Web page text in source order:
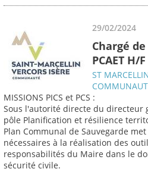
29/02/2024
Chargé
PCAET H/F
ST
MISSIONS PICS et PCS :
Sous l'autorité directe du directeur
pôle Planification et résilience
Plan Communal de Sauvegarde
nécessaires à la réalisation des
responsabilités du Maire dans le
sécurité civile.